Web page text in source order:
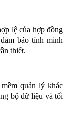
lệ của hợp đồng
bảo tính minh
thiết.
quản lý khác
bộ dữ liệu và tối